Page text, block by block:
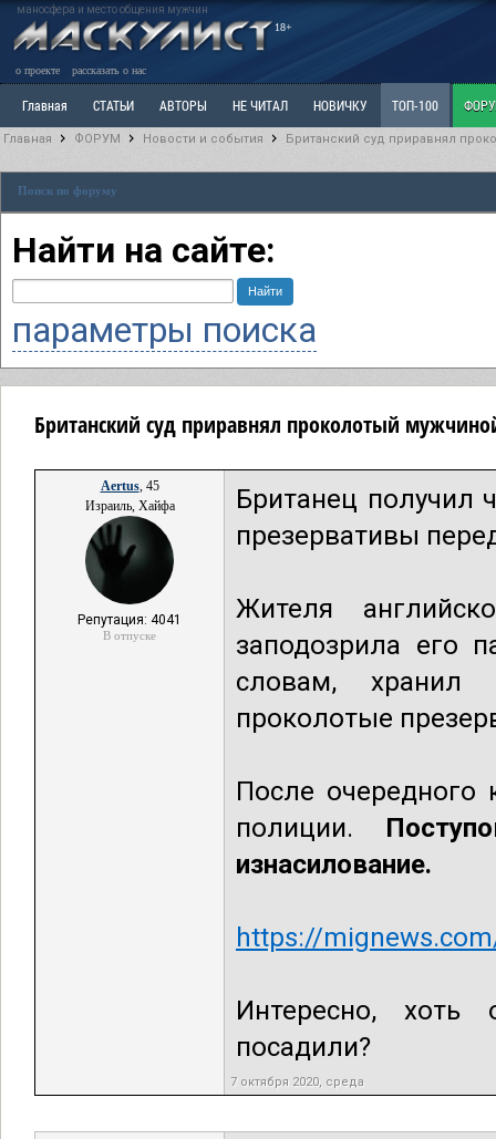
маносфера и место общения мужчин
18+
о проекте рассказать о нас
Главная СТАТЬИ АВТОРЫ НЕ ЧИТАЛ НОВИЧКУ ТОП-100
Ветка: Наболевшее. Выскажись!
РАЗДЕЛ: Разное
Главная ФОРУМ Новости и события Британский суд приравнял
Поиск по форуму
Найти на сайте:
параметры поиска
Британский суд приравнял проколотый
Aertus, 45
Израиль, Хайфа
Репутация: 4041
В отпуске
Британец получил
презервативы
Жителя
заподозрила его
словам, хранил
проколотые
После очередного
полиции.
изнасилование.
https://
Интересно, хоть
посадили?
7 октября 2020, среда